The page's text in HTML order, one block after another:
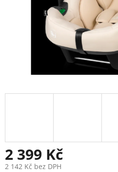
2 399 Kč
2 142 Kč bez DPH